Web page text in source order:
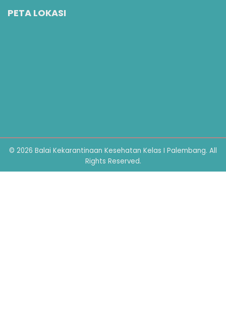
PETA LOKASI
© 2026 Balai Kekarantinaan Kesehatan Kelas I Palembang. All
Rights Reserved.